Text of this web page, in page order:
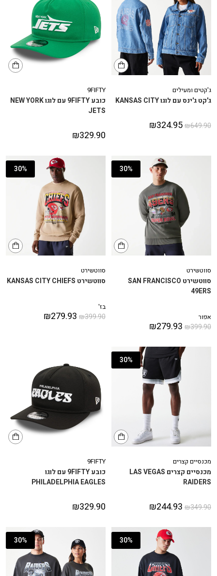
ג'קטים ומעילים
ג'קט ג'ינס עם לוגו KANSAS CITY
₪649.90
₪324.95
9FIFTY
כובע 9FIFTY עם לוגו NEW YORK
JETS
₪329.90
30%
סווטשירט
סווטשירט SAN FRANCISCO
49ERS
אפור
₪399.90
₪279.93
30%
סווטשירט
סווטשירט KANSAS CITY CHIEFS
בז'
₪399.90
₪279.93
30%
מכנסיים קצרים
מכנסיים קצרים LAS VEGAS
RAIDERS
₪349.90
₪244.93
9FIFTY
כובע 9FIFTY עם לוגו
PHILADELPHIA EAGLES
₪329.90
30%
30%